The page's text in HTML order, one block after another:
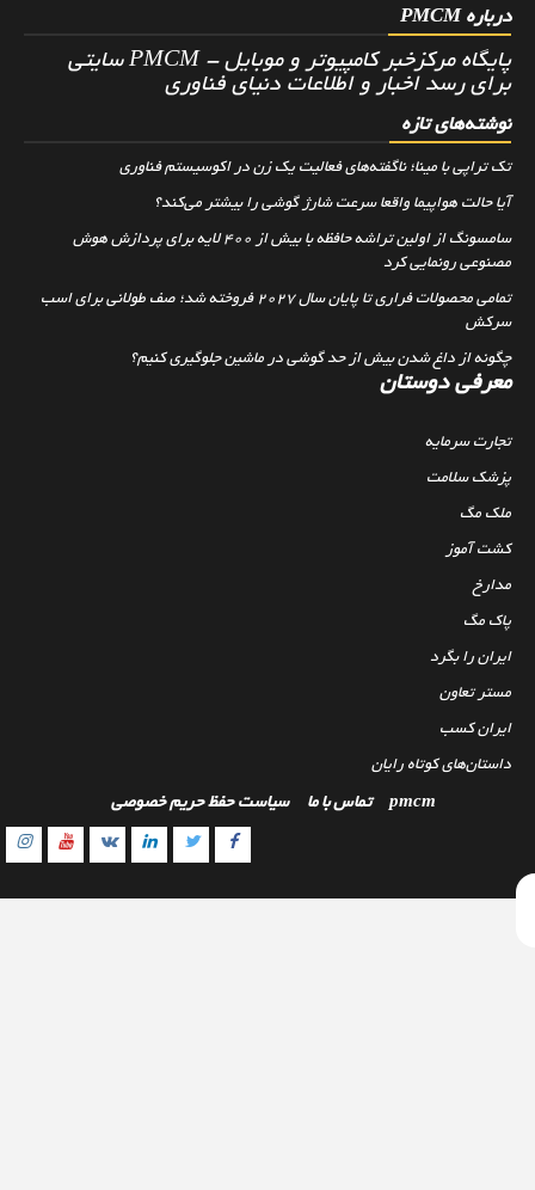
درباره PMCM
پایگاه مرکزخبر کامپیوتر و موبایل - PMCM سایتی
برای رسد اخبار و اطلاعات دنیای فناوری
نوشته‌های تازه
تک تراپی با مینا؛ ناگفته‌های فعالیت یک زن در اکوسیستم فناوری
آیا حالت هواپیما واقعا سرعت شارژ گوشی را بیشتر می‌کند؟
سامسونگ از اولین تراشه حافظه با بیش از ۴۰۰ لایه برای پردازش هوش
مصنوعی رونمایی کرد
تمامی محصولات فراری تا پایان سال ۲۰۲۷ فروخته شد؛ صف طولانی برای اسب
سرکش
چگونه از داغ شدن بیش از حد گوشی در ماشین جلوگیری کنیم؟
معرفی دوستان
تجارت سرمایه
پزشک سلامت
ملک مگ
کشت آموز
مدارخ
پاک مگ
ایران را بگرد
مستر تعاون
ایران کسب
داستان‌های کوتاه رایان
pmcm تماس با ما سیاست حفظ حریم خصوصی
Facebook
Twitter
Linkedin
VK